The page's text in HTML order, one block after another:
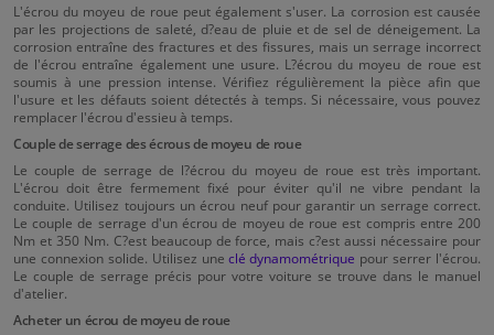
L'écrou du moyeu de roue peut également s'user. La corrosion est causée
par les projections de saleté, d?eau de pluie et de sel de déneigement. La
corrosion entraîne des fractures et des fissures, mais un serrage incorrect
de l'écrou entraîne également une usure. L?écrou du moyeu de roue est
soumis à une pression intense. Vérifiez régulièrement la pièce afin que
l'usure et les défauts soient détectés à temps. Si nécessaire, vous pouvez
remplacer l'écrou d'essieu à temps.
Couple de serrage des écrous de moyeu de roue
Le couple de serrage de l?écrou du moyeu de roue est très important.
L'écrou doit être fermement fixé pour éviter qu'il ne vibre pendant la
conduite. Utilisez toujours un écrou neuf pour garantir un serrage correct.
Le couple de serrage d'un écrou de moyeu de roue est compris entre 200
Nm et 350 Nm. C?est beaucoup de force, mais c?est aussi nécessaire pour
une connexion solide. Utilisez uneclé dynamométrique pour serrer l'écrou.
Le couple de serrage précis pour votre voiture se trouve dans le manuel
d'atelier.
Acheter un écrou de moyeu de roue